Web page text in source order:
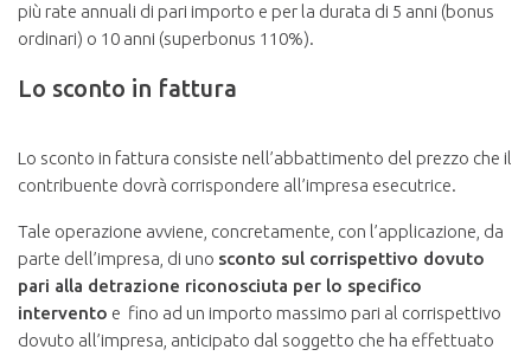
più rate annuali di pari importo e per la durata di 5 anni (bonus
ordinari) o 10 anni (superbonus 110%).
Lo sconto in fattura
Lo sconto in fattura consiste nell’abbattimento del prezzo che il
contribuente dovrà corrispondere all’impresa esecutrice.
Tale operazione avviene, concretamente, con l’applicazione, da
parte dell’impresa, di uno sconto sul corrispettivo dovuto
pari alla detrazione riconosciuta per lo specifico
intervento e fino ad un importo massimo pari al corrispettivo
dovuto all’impresa, anticipato dal soggetto che ha effettuato